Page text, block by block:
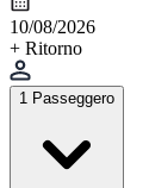
10/08/2026
+ Ritorno
1 Passeggero